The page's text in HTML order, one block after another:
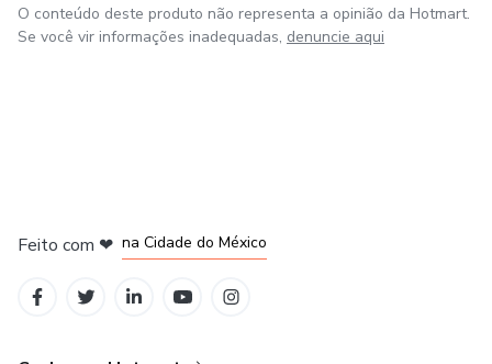
O conteúdo deste produto não representa a opinião da Hotmart.
Se você vir informações inadequadas, denuncie aqui
Feito com ❤ na Cidade do México